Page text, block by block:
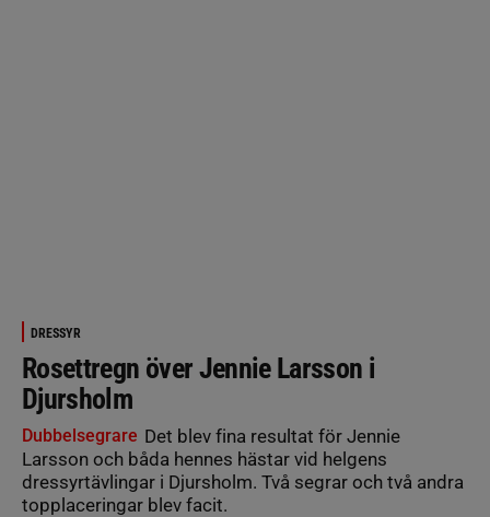
DRESSYR
Rosettregn över Jennie Larsson i
Djursholm
Dubbelsegrare Det blev fina resultat för Jennie
Larsson och båda hennes hästar vid helgens
dressyrtävlingar i Djursholm. Två segrar och två andra
topplaceringar blev facit.